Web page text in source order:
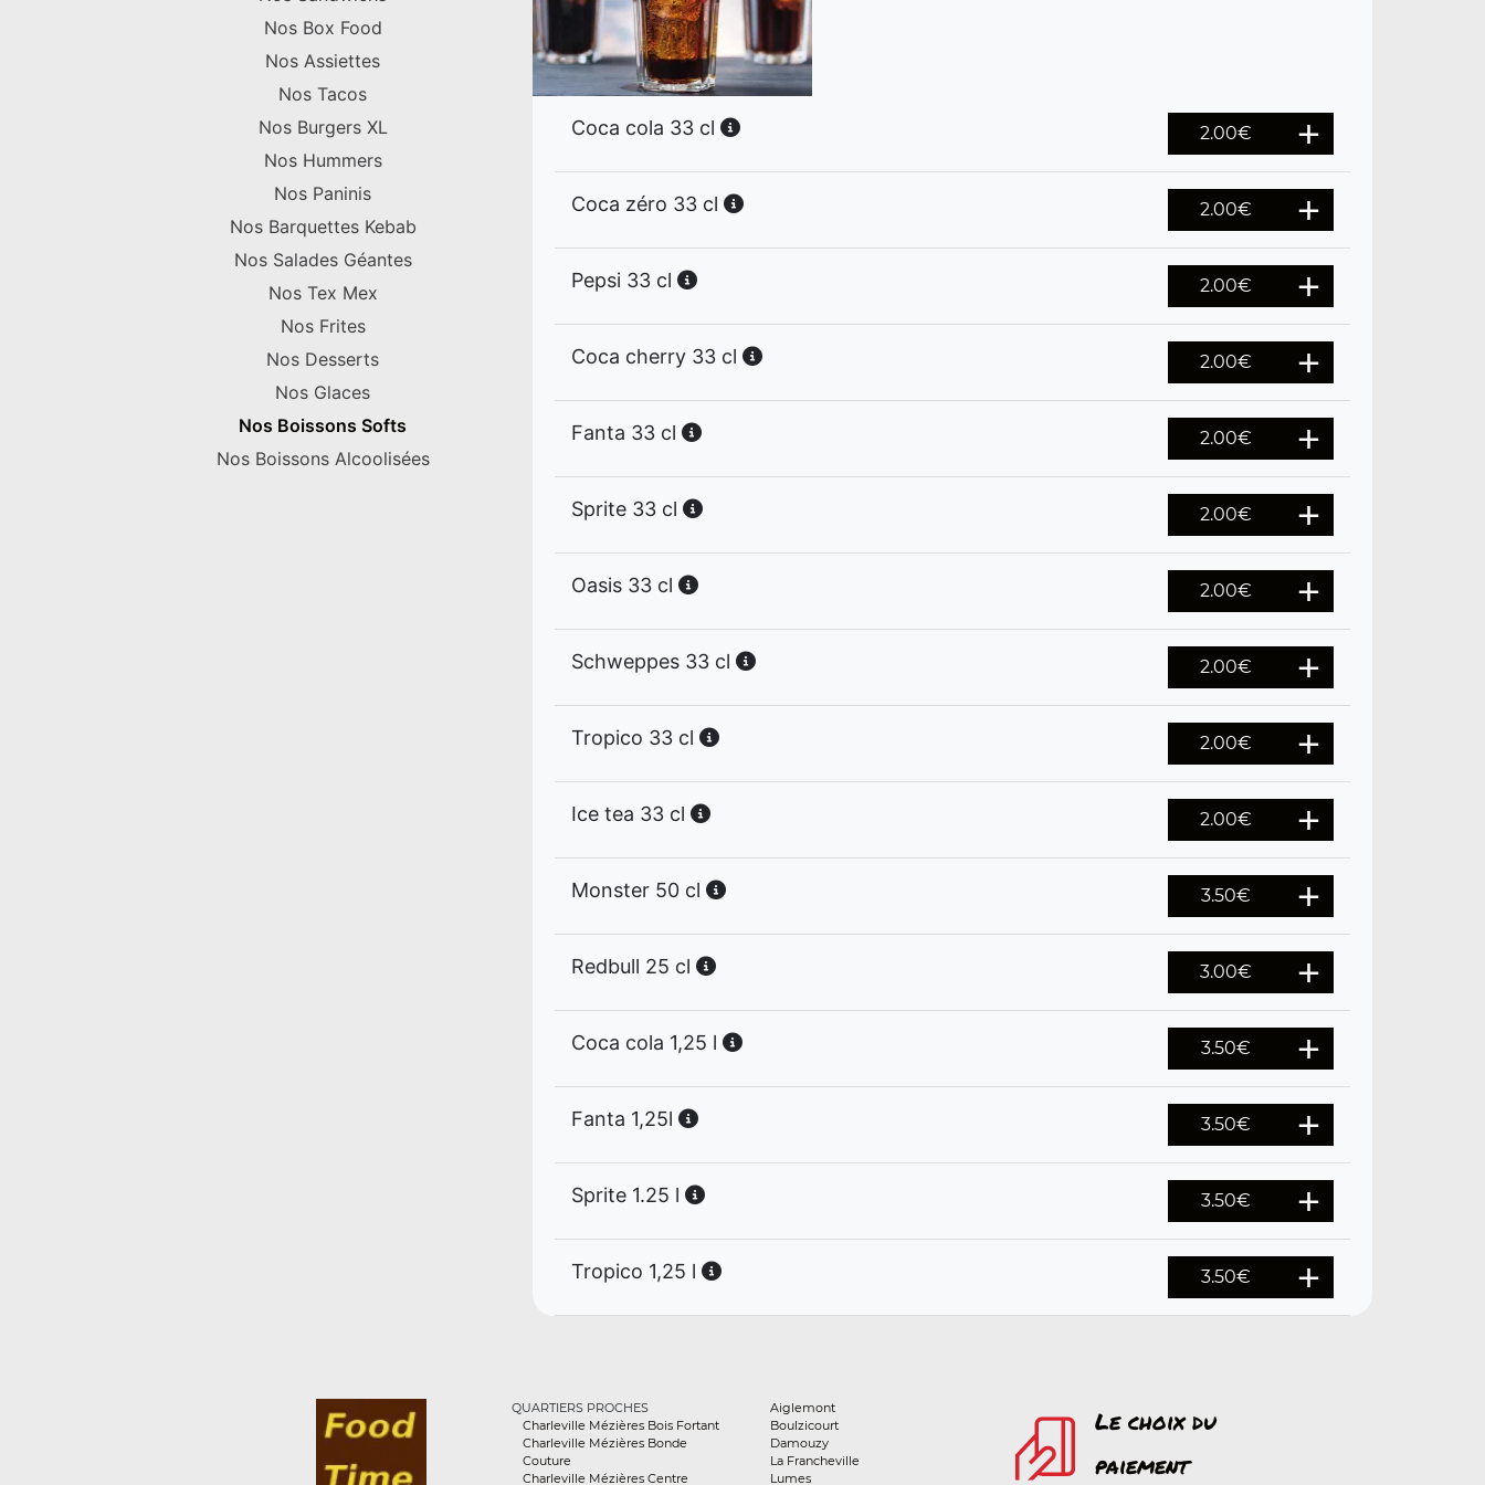
Nos Box Food
Nos Assiettes
Nos Tacos
Nos Burgers XL
Nos Hummers
Nos Paninis
Nos Barquettes Kebab
Nos Salades Géantes
Nos Tex Mex
Nos Frites
Nos Desserts
Nos Glaces
Nos Boissons Softs
Nos Boissons Alcoolisées
Coca cola 33 cl 2.00€
Coca zéro 33 cl 2.00€
Pepsi 33 cl 2.00€
Coca cherry 33 cl 2.00€
Fanta 33 cl 2.00€
Sprite 33 cl 2.00€
Oasis 33 cl 2.00€
Schweppes 33 cl 2.00€
Tropico 33 cl 2.00€
Ice tea 33 cl 2.00€
Monster 50 cl 3.50€
Redbull 25 cl 3.00€
Coca cola 1,25 l 3.50€
Fanta 1,25l 3.50€
Sprite 1.25 l 3.50€
Tropico 1,25 l 3.50€
QUARTIERS PROCHES
Charleville Mézières Bois Fortant
Charleville Mézières Bonde
Couture
Charleville Mézières Centre
Aiglemont
Boulzicourt
Damouzy
La Francheville
Lumes
Le choix du
paiement